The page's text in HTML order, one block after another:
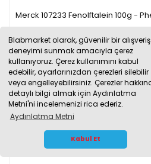
Blabmarket olarak, güvenilir bir alışveriş
deneyimi sunmak amacıyla çerez
kullanıyoruz. Çerez kullanımını kabul
edebilir, ayarlarınızdan çerezleri silebilir
veya engelleyebilirsiniz. Çerezler
detaylı bilgi almak için Aydınlatma
Metni'ni incelemenizi rica ederiz.
Aydınlatma Metni
Kabul Et
Merck 107233 Fenolftalein 100g -
4.514,00 TL
WHATSAPP İLETİŞİM